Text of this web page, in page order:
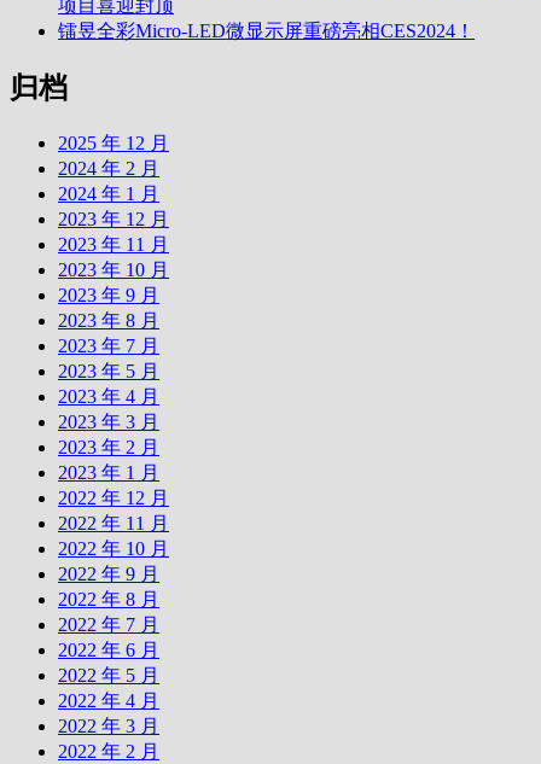
项目喜迎封顶
镭昱全彩Micro-LED微显示屏重磅亮相CES2024！
归档
2025 年 12 月
2024 年 2 月
2024 年 1 月
2023 年 12 月
2023 年 11 月
2023 年 10 月
2023 年 9 月
2023 年 8 月
2023 年 7 月
2023 年 5 月
2023 年 4 月
2023 年 3 月
2023 年 2 月
2023 年 1 月
2022 年 12 月
2022 年 11 月
2022 年 10 月
2022 年 9 月
2022 年 8 月
2022 年 7 月
2022 年 6 月
2022 年 5 月
2022 年 4 月
2022 年 3 月
2022 年 2 月